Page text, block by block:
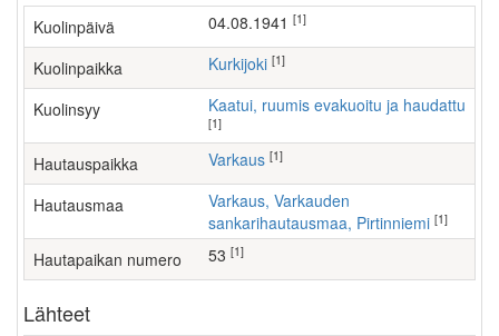
Kuolinpäivä 04.08.1941 [1]
Kuolinpaikka Kurkijoki [1]
Kuolinsyy Kaatui, ruumis evakuoitu ja haudattu
[1]
Hautauspaikka Varkaus [1]
Hautausmaa
Varkaus, Varkauden
sankarihautausmaa, Pirtinniemi [1]
Hautapaikan numero 53 [1]
Lähteet